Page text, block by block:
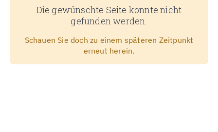
Die gewünschte Seite konnte nicht
gefunden werden.
Schauen Sie doch zu einem späteren Zeitpunkt
erneut herein.